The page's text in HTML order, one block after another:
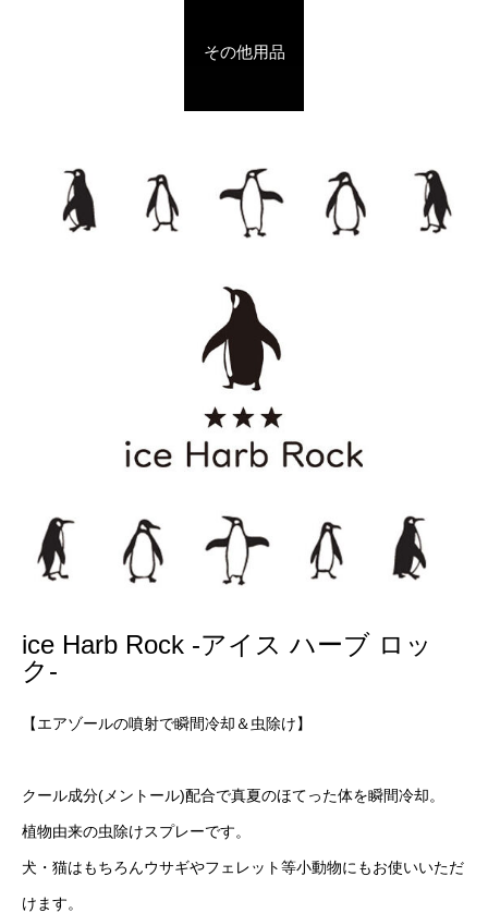
その他用品
ice Harb Rock -アイス ハーブ ロッ
ク-
【エアゾールの噴射で瞬間冷却＆虫除け】
クール成分(メントール)配合で真夏のほてった体を瞬間冷却。
植物由来の虫除けスプレーです。
犬・猫はもちろんウサギやフェレット等小動物にもお使いいただ
けます。